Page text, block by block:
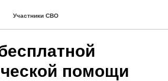
Участники СВО
помощи